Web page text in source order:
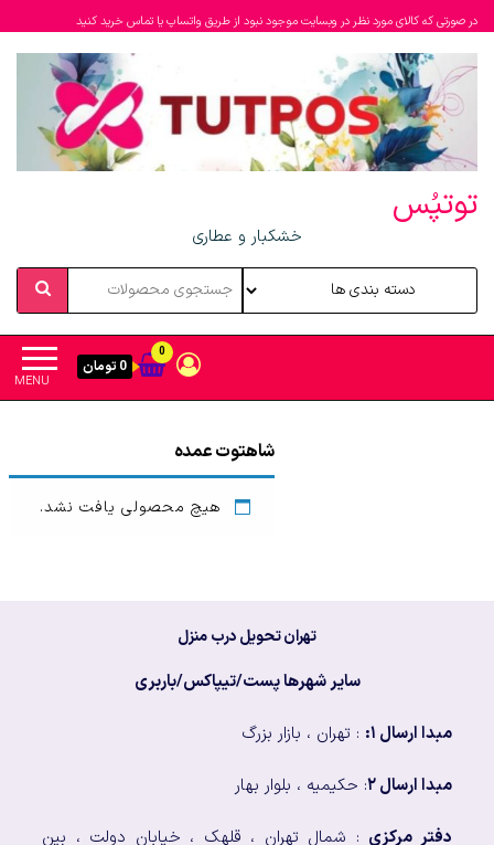
در صورتی که کالای مورد نظر در وبسایت موجود نبود از طریق واتساپ یا تماس خرید کنید
توتپُس
خشکبار و عطاری
MENU
0
0 تومان
شاهتوت عمده
هیچ محصولی یافت نشد.
تهران تحویل درب منزل
سایر شهرها پست/تیپاکس/باربری
مبدا ارسال ۱: : تهران ، بازار بزرگ
مبدا ارسال ۲ : حکیمیه ، بلوار بهار
دفتر مرکزی : شمال تهران ، قلهک ، خیابان دولت ، بین